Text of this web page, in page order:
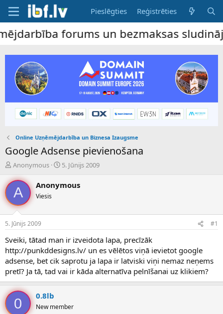
Pieslēgties Reģistrēties
forums un bezmaksas
Online Uzņēmējdarbība un Biznesa Izaugsme
Google Adsense pievienošana
P
v
e
d
i
n
u
z
s
ā
c
ē
s
Anonymous
S
k
a
u
m
s
5. Jūnijs 2009
A Anonymous
Viesis
5. Jūnijs 2009 #1
Sveiki, tātad man ir izveidota lapa, precīzāk
http://punkddesigns.lv/ un es vēlētos viņā ievietot google
adsense, bet cik saprotu ja lapa ir latviski viņi nemaz neņems
pretī? Ja tā, tad vai ir kāda alternatīva pelnīšanai uz klikiem?
0 0.8lb
New member